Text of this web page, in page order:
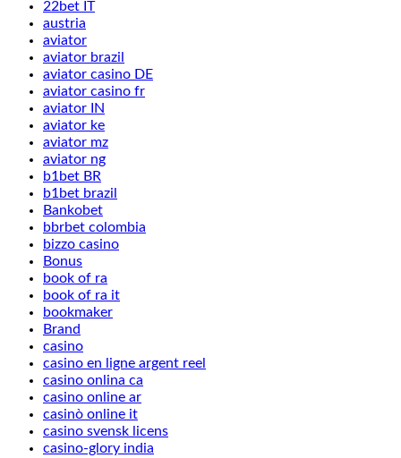
22bet IT
austria
aviator
aviator brazil
aviator casino DE
aviator casino fr
aviator IN
aviator ke
aviator mz
aviator ng
b1bet BR
b1bet brazil
Bankobet
bbrbet colombia
bizzo casino
Bonus
book of ra
book of ra it
bookmaker
Brand
casino
casino en ligne argent reel
casino onlina ca
casino online ar
casinò online it
casino svensk licens
casino-glory india